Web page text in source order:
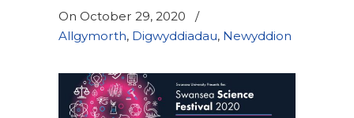
On October 29, 2020
/
Allgymorth, Digwyddiadau, Newyddion